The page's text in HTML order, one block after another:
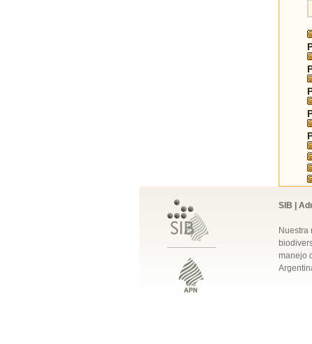
SIB |
Nuestra
manejo